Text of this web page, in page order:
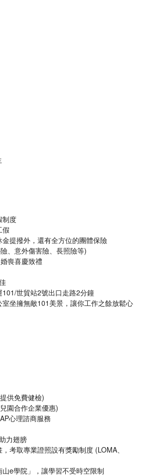
制度
假
提撥外，還有全方位的團體保險
、意外傷害險、長照險等)
喪喜慶致禮
世貿站2號出口走路2分鐘
坐擁無敵101美景，讓你工作之餘放鬆心
供免費健檢)
園合作企業優惠)
心理諮商服務
力翅膀
考取專業證照設有獎勵制度 (LOMA、
e學院」，讓學習不受時空限制